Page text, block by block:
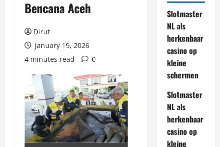
Bencana Aceh
Dirut
January 19, 2026
4 minutes read
0
Slotmaster
NL als
herkenbaar
casino op
kleine
schermen
Slotmaster
NL als
herkenbaar
casino op
kleine